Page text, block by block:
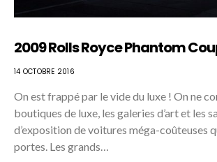
2009 Rolls Royce Phantom
14 OCTOBRE 2016
On est frappé par le vide du luxe ! On ne
boutiques de luxe, les galeries d’art et les
d’exposition de voitures méga-coûteuses
portes. Les grands…